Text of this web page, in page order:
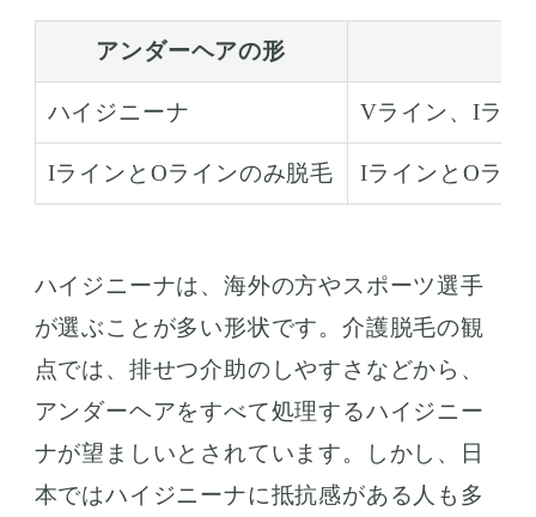
アンダーヘアの形
ハイジニーナ Vライン、Iライ
IラインとOラインのみ脱毛 IラインとOライ
ハイジニーナは、海外の方やスポーツ選手
が選ぶことが多い形状です。介護脱毛の観
点では、排せつ介助のしやすさなどから、
アンダーヘアをすべて処理するハイジニー
ナが望ましいとされています。しかし、日
本ではハイジニーナに抵抗感がある人も多